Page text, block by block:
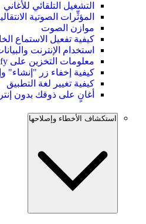
التشغيل التلقائي للأغاني
المؤثِّرات الصوتية
موازن الصوت
كيفية تفعيل الاستماع
استخدام الإنترنت
معلومات التخزين على Spotify
كيفية إخفاء زر "إنشاء"
كيفية تغيير لغة التطبيق
أغانٍ على ذوقك بدون
استكشاف الأخطاء وإصلاحها